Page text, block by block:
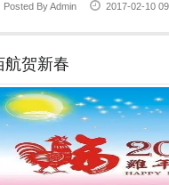
Posted ByAdmin 2017-02-10
航贺新春